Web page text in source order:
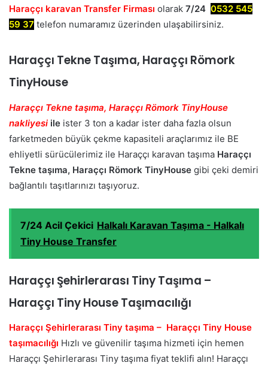
Haraççı karavan Transfer Firması olarak 7/24 0532 545
59 37 telefon numaramız üzerinden ulaşabilirsiniz.
Haraççı Tekne Taşıma, Haraççı Römork
TinyHouse
Haraççı Tekne taşıma, Haraççı Römork TinyHouse
nakliyesi ile ister 3 ton a kadar ister daha fazla olsun
farketmeden büyük çekme kapasiteli araçlarımız ile BE
ehliyetli sürücülerimiz ile Haraççı karavan taşıma Haraççı
Tekne taşıma, Haraççı Römork TinyHouse gibi çeki demiri
bağlantılı taşıtlarınızı taşıyoruz.
7/24 Acil Çekici Halkalı Karavan Taşıma - Halkalı
Tiny House Transfer
Haraççı Şehirlerarası Tiny Taşıma –
Haraççı Tiny House Taşımacılığı
Haraççı Şehirlerarası Tiny taşıma – Haraççı Tiny House
taşımacılığı Hızlı ve güvenilir taşıma hizmeti için hemen
Haraççı Şehirlerarası Tiny taşıma fiyat teklifi alın! Haraççı